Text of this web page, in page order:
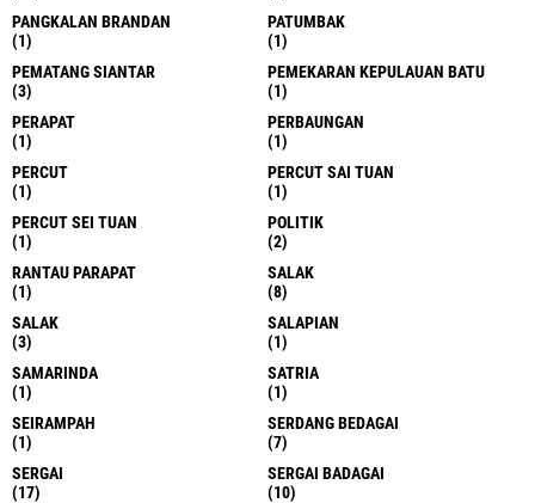
PANGKALAN BRANDAN
(1)
PATUMBAK
(1)
PEMATANG SIANTAR
(3)
PEMEKARAN KEPULAUAN BATU
(1)
PERAPAT
(1)
PERBAUNGAN
(1)
PERCUT
(1)
PERCUT SAI TUAN
(1)
PERCUT SEI TUAN
(1)
POLITIK
(2)
RANTAU PARAPAT
(1)
SALAK
(8)
SALAK
(3)
SALAPIAN
(1)
SAMARINDA
(1)
SATRIA
(1)
SEIRAMPAH
(1)
SERDANG BEDAGAI
(7)
SERGAI
(17)
SERGAI BADAGAI
(10)